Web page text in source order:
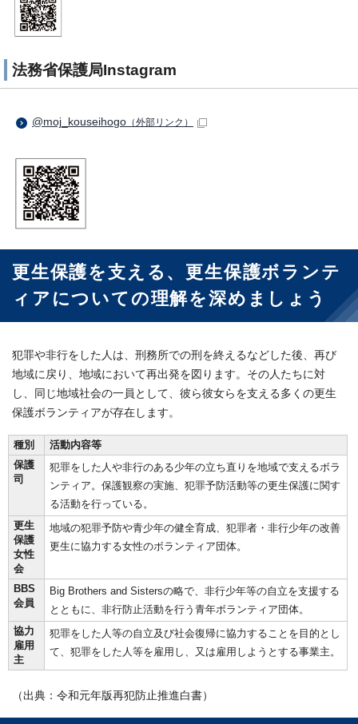
法務省保護局Instagram
@moj_kouseihogo （外部リンク）
更生保護を支える、更生保護ボランテ
ィアについての理解を深めましょう
犯罪や非行をした人は、刑務所での刑を終えるなどした後、再び
地域に戻り、地域において再出発を図ります。その人たちに対
し、同じ地域社会の一員として、彼ら彼女らを支える多くの更生
保護ボランティアが存在します。
種別
活動内容等
保護
司
犯罪をした人や非行のある少年の立ち直りを地域で支えるボラ
ンティア。保護観察の実施、犯罪予防活動等の更生保護に関す
る活動を行っている。
更生
保護
女性
会
地域の犯罪予防や青少年の健全育成、犯罪者・非行少年の改善
更生に協力する女性のボランティア団体。
BBS
会員
Big Brothers and Sistersの略で、非行少年等の自立を支援する
とともに、非行防止活動を行う青年ボランティア団体。
協力
雇用
主
犯罪をした人等の自立及び社会復帰に協力することを目的とし
て、犯罪をした人等を雇用し、又は雇用しようとする事業主。
（出典：令和元年版再犯防止推進白書）